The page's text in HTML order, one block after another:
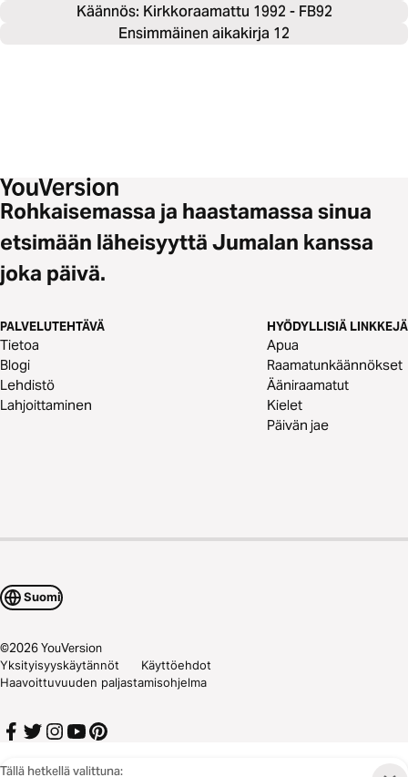
Tällä hetkellä valittuna:
Käännös: Kirkkoraamattu 1992 - FB92
Ensimmäinen aikakirja 12
Rohkaisemassa ja haastamassa sinua
etsimään läheisyyttä Jumalan kanssa
joka päivä.
PALVELUTEHTÄVÄ
Tietoa
Blogi
Lehdistö
Lahjoittaminen
HYÖDYLLISIÄ LINKKEJÄ
Apua
Raamatunkäännökset
Ääniraamatut
Kielet
Päivän jae
Suomi
©2026YouVersion
Yksityisyyskäytännöt
Käyttöehdot
Haavoittuvuuden paljastamisohjelma